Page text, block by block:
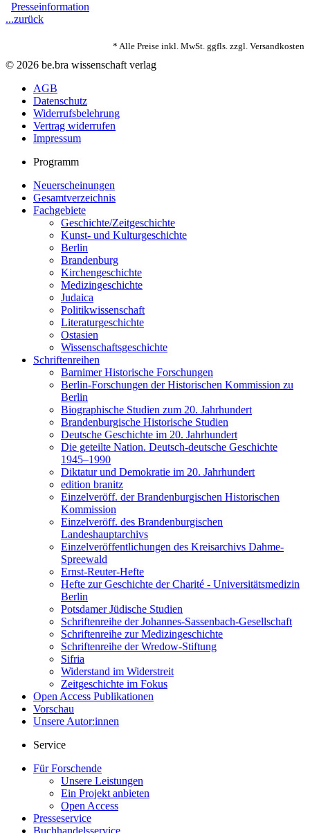
Presseinformation
...zurück
* Alle Preise inkl. MwSt. ggfls. zzgl. Versandkosten
© 2026 be.bra wissenschaft verlag
AGB
Datenschutz
Widerrufsbelehrung
Vertrag widerrufen
Impressum
Programm
Neuerscheinungen
Gesamtverzeichnis
Fachgebiete
Geschichte/Zeitgeschichte
Kunst- und Kulturgeschichte
Berlin
Brandenburg
Kirchengeschichte
Medizingeschichte
Judaica
Politikwissenschaft
Literaturgeschichte
Ostasien
Wissenschaftsgeschichte
Schriftenreihen
Barnimer Historische Forschungen
Berlin-Forschungen der Historischen Kommission zu
Berlin
Biographische Studien zum 20. Jahrhundert
Brandenburgische Historische Studien
Deutsche Geschichte im 20. Jahrhundert
Die geteilte Nation. Deutsch-deutsche Geschichte
1945–1990
Diktatur und Demokratie im 20. Jahrhundert
edition branitz
Einzelveröff. der Brandenburgischen Historischen
Kommission
Einzelveröff. des Brandenburgischen
Landeshauptarchivs
Einzelveröffentlichungen des Kreisarchivs Dahme-
Spreewald
Ernst-Reuter-Hefte
Hefte zur Geschichte der Charité - Universitätsmedizin
Berlin
Potsdamer Jüdische Studien
Schriftenreihe der Johannes-Sassenbach-Gesellschaft
Schriftenreihe zur Medizingeschichte
Schriftenreihe der Wredow-Stiftung
Sifria
Widerstand im Widerstreit
Zeitgeschichte im Fokus
Open Access Publikationen
Vorschau
Unsere Autor:innen
Service
Für Forschende
Unsere Leistungen
Ein Projekt anbieten
Open Access
Presseservice